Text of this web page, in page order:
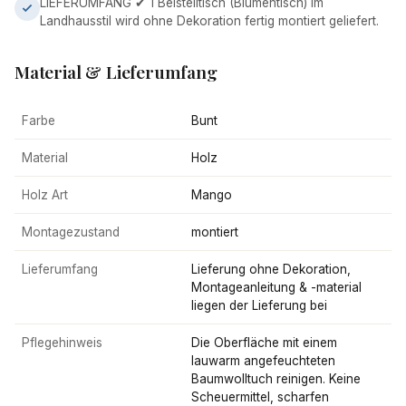
Landhausstil wird ohne Dekoration fertig montiert geliefert.
Material & Lieferumfang
Farbe Bunt
Material Holz
Holz Art Mango
Montagezustand montiert
Lieferumfang
Lieferung ohne Dekoration,
Montageanleitung & -material
liegen der Lieferung bei
Pflegehinweis
Die Oberfläche mit einem
lauwarm angefeuchteten
Baumwolltuch reinigen. Keine
Scheuermittel, scharfen